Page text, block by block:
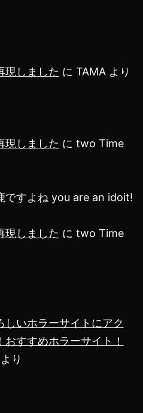
現しました に TAMAより
現しました に two Time
ですよね you are an idoit!
現しました に two Time
しいホラーサイトにアク
すすめホラーサイト！
より